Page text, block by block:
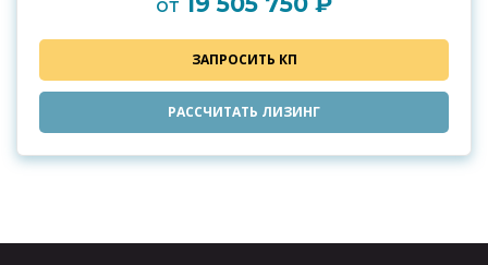
от
ЗАПРОСИТЬ КП
РАССЧИТАТЬ ЛИЗИНГ